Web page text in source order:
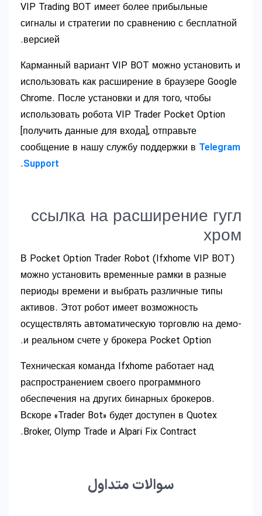
VIP Trading BOT имеет более прибыльные
сигналы и стратегии по сравнению с бесплатной
версией.
Карманный вариант VIP BOT можно установить и
использовать как расширение в браузере Google
Chrome. После установки и для того, чтобы
использовать робота VIP Trader Pocket Option
[получить данные для входа], отправьте
сообщение в нашу службу поддержки в Telegram
Support
.
ссылка на расширение гугл
хром
В Pocket Option Trader Robot (Ifxhome VIP BOT)
можно установить временные рамки в разные
периоды времени и выбрать различные типы
активов. Этот робот имеет возможность
осуществлять автоматическую торговлю на демо-
и реальном счете у брокера Pocket Option.
Техническая команда Ifxhome работает над
распространением своего программного
обеспечения на других бинарных брокеров.
Вскоре «Trader Bot» будет доступен в Quotex
Broker, Olymp Trade и Alpari Fix Contract.
سوالات متداول